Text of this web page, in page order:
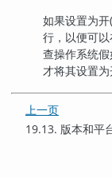
如果设置为开
行，以便可
查操作系统
才将其设置为
上一页
19.13. 版本和平